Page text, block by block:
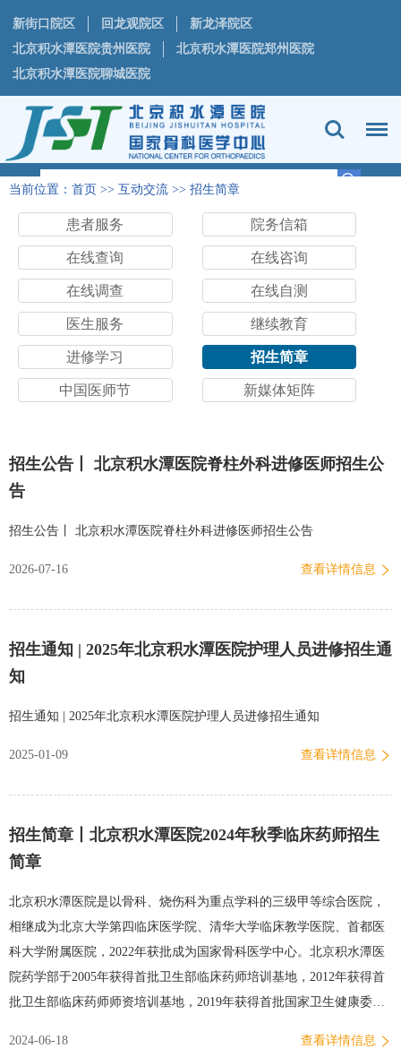
新街口院区 回龙观院区
新龙泽院区
北京积水潭医院贵州医院
北京积水潭医院郑州医院
北京积水潭医院聊城医院
当前位置： 首页 >> 互动交流 >> 招生简章
患者服务 院务信箱
在线查询 在线咨询
在线调查 在线自测
医生服务 继续教育
进修学习 招生简章
中国医师节 新媒体矩阵
招生公告丨 北京积水潭医院脊柱外科进修医师招生公
告
招生公告丨 北京积水潭医院脊柱外科进修医师招生公告
2026-07-16 查看详情信息
招生通知 | 2025年北京积水潭医院护理人员进修招生通
知
招生通知 | 2025年北京积水潭医院护理人员进修招生通知
2025-01-09 查看详情信息
招生简章丨北京积水潭医院2024年秋季临床药师招生
简章
北京积水潭医院是以骨科、烧伤科为重点学科的三级甲等综合医院，
相继成为北京大学第四临床医学院、清华大学临床教学医院、首都医
科大学附属医院，2022年获批成为国家骨科医学中心。北京积水潭医
院药学部于2005年获得首批卫生部临床药师培训基地，2012年获得首
批卫生部临床药师师资培训基地，2019年获得首批国家卫生健康委紧
2024-06-18 查看详情信息